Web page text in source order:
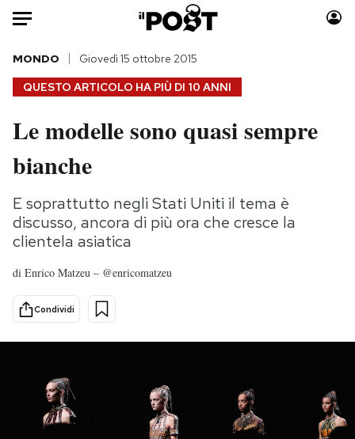
Auto
HOME
Italia
Politica
Tecnologia
Internet
Scienza
Cultura
Economia
Sport
Moda
Storie/Idee
Ok Boomer!
PODCAST
QUESTO ARTICOLO HA PIÙ DI 10 ANNI
MONDO Giovedì 15 ottobre 2015
Le modelle sono quasi sempre
bianche
E soprattutto negli Stati Uniti il tema è
discusso, ancora di più ora che cresce la
clientela asiatica
di Enrico Matzeu – @enricomatzeu
Condividi